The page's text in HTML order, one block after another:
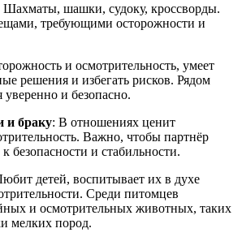
Шахматы, шашки, судоку, кроссворды.
требующими осторожности и
и осмотрительность, умеет
решения и избегать рисков. Рядом
и безопасно.
и браку: В отношениях ценит
Важно, чтобы партнёр
безопасности и стабильности.
детей, воспитывает их в духе
Среди питомцев
и осмотрительных животных, таких
мелких пород.